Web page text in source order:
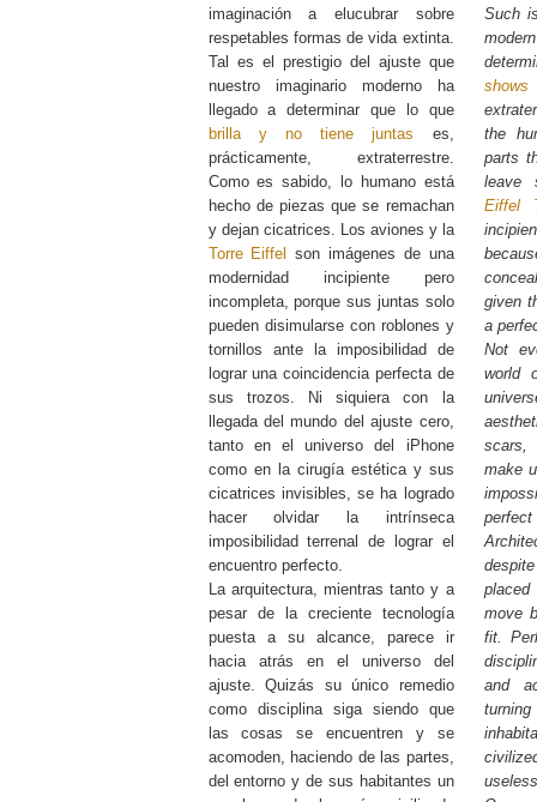
imaginación a elucubrar sobre
respetables formas de vida extinta.
Tal es el prestigio del ajuste que
nuestro imaginario moderno ha
llegado a determinar que lo que
brilla y no tiene juntas es,
prácticamente, extraterrestre.
Como es sabido, lo humano está
hecho de piezas que se remachan
y dejan cicatrices. Los aviones y la
Torre Eiffel son imágenes de una
modernidad incipiente pero
incompleta, porque sus juntas solo
pueden disimularse con roblones y
tornillos ante la imposibilidad de
lograr una coincidencia perfecta de
sus trozos. Ni siquiera con la
llegada del mundo del ajuste cero,
tanto en el universo del iPhone
como en la cirugía estética y sus
cicatrices invisibles, se ha logrado
hacer olvidar la intrínseca
imposibilidad terrenal de lograr el
encuentro perfecto.
La arquitectura, mientras tanto y a
pesar de la creciente tecnología
puesta a su alcance, parece ir
hacia atrás en el universo del
ajuste. Quizás su único remedio
como disciplina siga siendo que
las cosas se encuentren y se
acomoden, haciendo de las partes,
del entorno y de sus habitantes un
Such
the
parts
leave
Eiffel
given
a
Not
world
make
perfect
move
fit.
and